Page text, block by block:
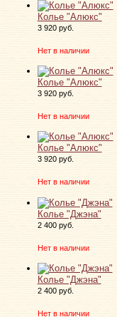
Колье "Алюкс"
3 920 руб.
Нет в наличии
Колье "Алюкс"
3 920 руб.
Нет в наличии
Колье "Алюкс"
3 920 руб.
Нет в наличии
Колье "Джэна"
2 400 руб.
Нет в наличии
Колье "Джэна"
2 400 руб.
Нет в наличии